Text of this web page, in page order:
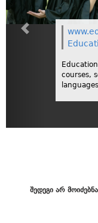
courses,
languages
შედეგი არ მოიძებნა